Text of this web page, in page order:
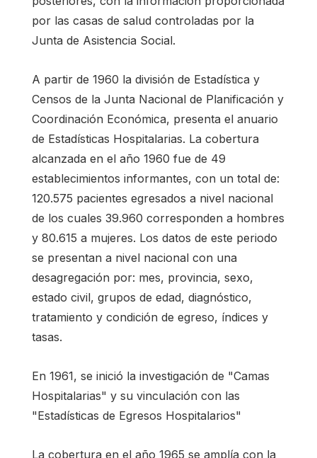
por las casas de salud controladas por la
Junta de Asistencia Social.
A partir de 1960 la división de Estadística y
Censos de la Junta Nacional de Planificación y
Coordinación Económica, presenta el anuario
de Estadísticas Hospitalarias. La cobertura
alcanzada en el año 1960 fue de 49
establecimientos informantes, con un total de:
120.575 pacientes egresados a nivel nacional
de los cuales 39.960 corresponden a hombres
y 80.615 a mujeres. Los datos de este periodo
se presentan a nivel nacional con una
desagregación por: mes, provincia, sexo,
estado civil, grupos de edad, diagnóstico,
tratamiento y condición de egreso, índices y
tasas.
En 1961, se inició la investigación de "Camas
Hospitalarias" y su vinculación con las
"Estadísticas de Egresos Hospitalarios"
La cobertura en el año 1965 se amplía con la